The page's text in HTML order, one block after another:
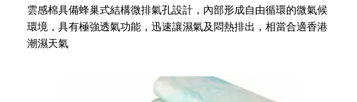
雲感棉具備蜂巢式結構微排氣孔設計，內部形成自由循環的微氣候
環境，具有極強透氣功能，迅速讓濕氣及悶熱排出，相當合適香港
潮濕天氣